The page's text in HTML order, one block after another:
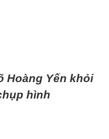
Hoàng Yến khỏi
hình